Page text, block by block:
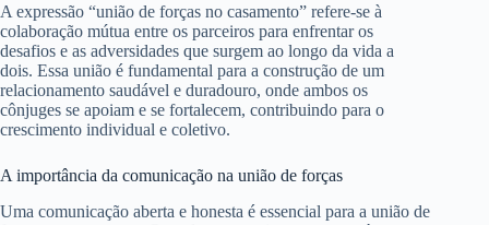
A expressão “união de forças no casamento” refere-se à
colaboração mútua entre os parceiros para enfrentar os
desafios e as adversidades que surgem ao longo da vida a
dois. Essa união é fundamental para a construção de um
relacionamento saudável e duradouro, onde ambos os
cônjuges se apoiam e se fortalecem, contribuindo para o
crescimento individual e coletivo.
A importância da comunicação na união de forças
Uma comunicação aberta e honesta é essencial para a união de